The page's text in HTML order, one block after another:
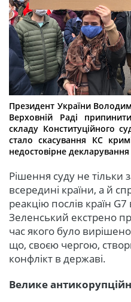
Президент України
Верховній Раді
складу Конституційного
стало скасування КС
недостовірне
Рішення суду не тільки
всередині країни, а й
реакцію послів країн
Зеленський екстрено
час якого було
що, своєю чергою,
конфлікт в державі.
Велике